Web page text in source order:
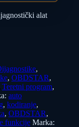
alat
,
, OBDSTAR,
Teretni program,
auto
, kodiranje,
, OBDSTAR,
funkcije Marka: